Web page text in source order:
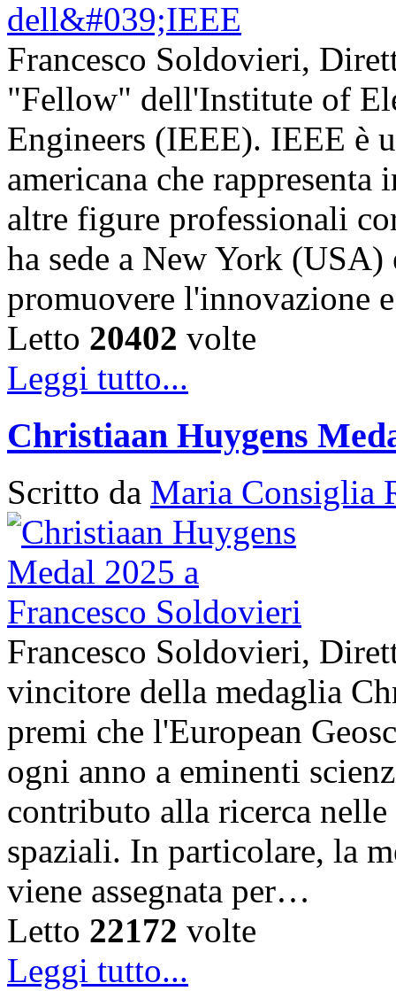
Francesco Soldovieri,
"Fellow" dell'Institute of
Engineers (IEEE). IEEE è
americana che
altre figure professionali
ha sede a New York
promuovere l'innovazione
Letto 20402 volte
Leggi tutto...
Christiaan Huygens
Scritto da Maria Consiglia
Francesco Soldovieri,
vincitore della medaglia
premi che l'European
ogni anno a eminenti
contributo alla ricerca nelle
spaziali. In particolare, la
viene assegnata per…
Letto 22172 volte
Leggi tutto...